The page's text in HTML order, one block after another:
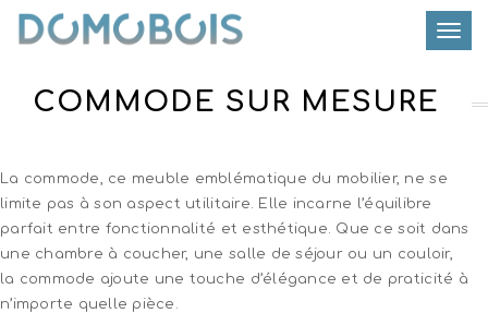
COMMODE SUR MESURE
La commode, ce meuble emblématique du mobilier, ne se
limite pas à son aspect utilitaire. Elle incarne l’équilibre
parfait entre fonctionnalité et esthétique. Que ce soit dans
une chambre à coucher, une salle de séjour ou un couloir,
la commode ajoute une touche d’élégance et de praticité à
n’importe quelle pièce.